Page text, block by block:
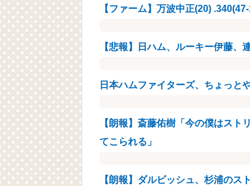
【ファーム】万波中正(20)
【悲報】日ハム、ルーキー伊藤、
日本ハムファイターズ、ちょっと
【朗報】斎藤佑樹「今の僕はス
てこられる」
【朗報】ダルビッシュ、杉浦のス